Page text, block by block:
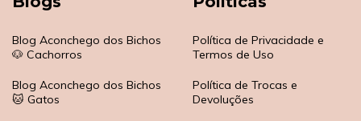
Blog Aconchego dos Bichos
🐶 Cachorros
Blog Aconchego dos Bichos
🐱 Gatos
Política de Privacidade e
Termos de Uso
Política de Trocas e
Devoluções